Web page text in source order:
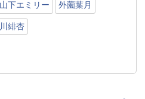
山下エミリー 外薗葉月
緋杏